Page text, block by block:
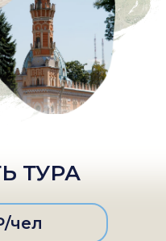
ТУРА
чел